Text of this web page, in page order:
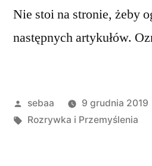
Nie stoi na stronie, żeby
następnych artykułów.
Posted
by
sebaa 9 grudnia 2019
Tagi:
Rozrywka i Przemyślenia